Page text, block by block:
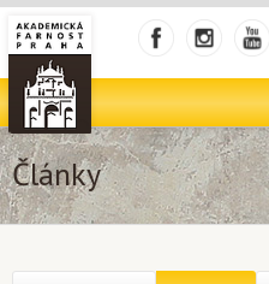
Články